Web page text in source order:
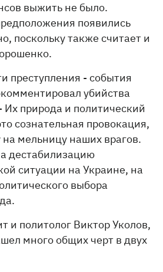
выжить не было.
появились
поскольку также считает и
преступления - события
убийства
природа и политический
сознательная провокация,
на мельницу наших врагов.
дестабилизацию
ситуации на Украине, на
выбора
и политолог Виктор Уколов,
много общих черт в двух